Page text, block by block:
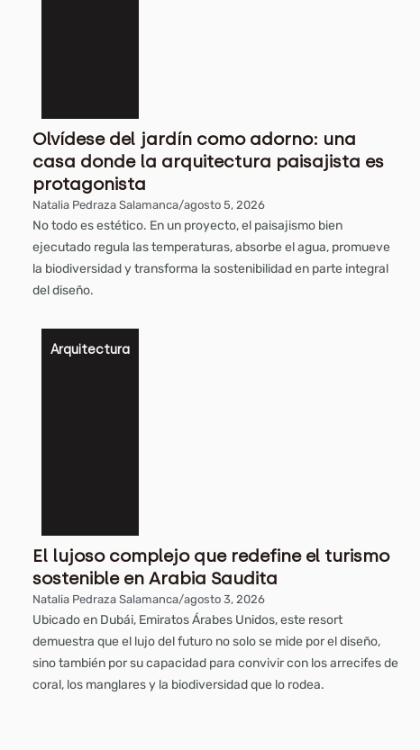
Olvídese del jardín como adorno: una
casa donde la arquitectura paisajista es
protagonista
Natalia Pedraza Salamanca/agosto 5, 2026
No todo es estético. En un proyecto, el paisajismo bien
ejecutado regula las temperaturas, absorbe el agua, promueve
la biodiversidad y transforma la sostenibilidad en parte integral
del diseño.
Arquitectura
El lujoso complejo que redefine el turismo
sostenible en Arabia Saudita
Natalia Pedraza Salamanca/agosto 3, 2026
Ubicado en Dubái, Emiratos Árabes Unidos, este resort
demuestra que el lujo del futuro no solo se mide por el diseño,
sino también por su capacidad para convivir con los arrecifes de
coral, los manglares y la biodiversidad que lo rodea.